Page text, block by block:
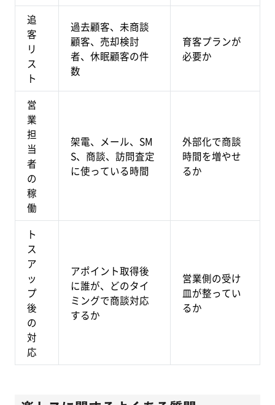
追
客
リ
ス
ト
過去顧客、未商談
顧客、売却検討
者、休眠顧客の件
数
育客プランが
必要か
営
業
担
当
者
の
稼
働
架電、メール、SM
S、商談、訪問査定
に使っている時間
外部化で商談
時間を増やせ
るか
ト
ス
ア
ッ
プ
後
の
対
応
アポイント取得後
に誰が、どのタイ
ミングで商談対応
するか
営業側の受け
皿が整ってい
るか